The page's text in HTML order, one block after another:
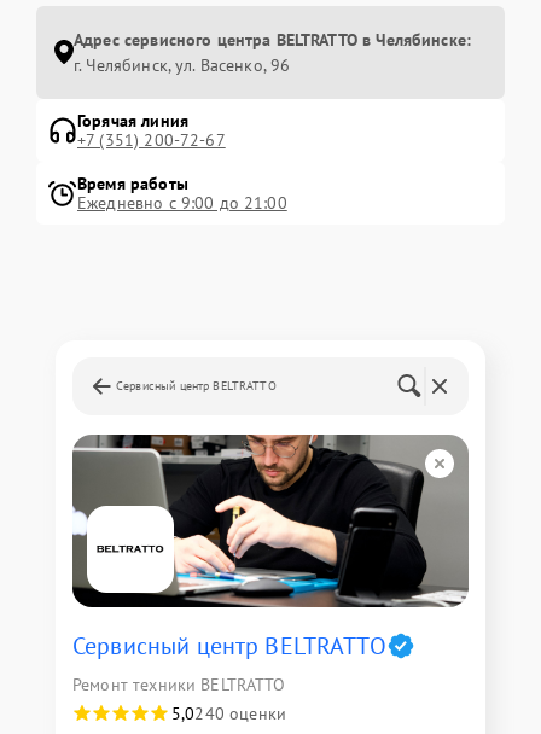
Адрес сервисного центра BELTRATTO в Челябинске:
г. Челябинск, ул. Васенко, 96
Горячая линия
+7 (351) 200-72-67
Время работы
Ежедневно с 9:00 до 21:00
Сервисный центр BELTRATTO
Сервисный центр BELTRATTO
Ремонт техники BELTRATTO
5,0240 оценки